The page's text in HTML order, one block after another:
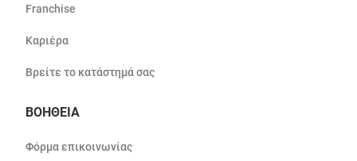
Franchise
Καριέρα
Βρείτε το κατάστημά σας
ΒΟΗΘΕΙΑ
Φόρμα επικοινωνίας